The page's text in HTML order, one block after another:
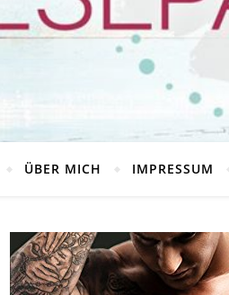
ÜBER MICH IMPRESSUM